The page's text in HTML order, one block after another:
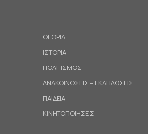
ΘΕΩΡΙΑ
ΙΣΤΟΡΙΑ
ΠΟΛΙΤΙΣΜΟΣ
ΑΝΑΚΟΙΝΩΣΕΙΣ – ΕΚΔΗΛΩΣΕΙΣ
ΠΑΙΔΕΙΑ
ΚΙΝΗΤΟΠΟΙΗΣΕΙΣ